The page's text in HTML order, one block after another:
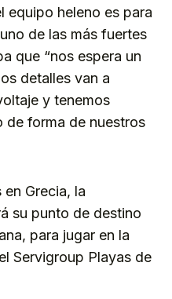
equipo heleno es para
de las más fuertes
que “nos espera un
detalles van a
y tenemos
de forma de nuestros
Grecia, la
su punto de destino
para jugar en la
Servigroup Playas de